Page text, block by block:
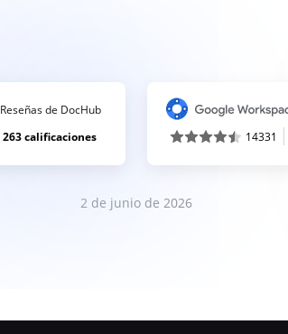
Reseñas de DocHub
263 calificaciones
14331
2 de junio de 2026